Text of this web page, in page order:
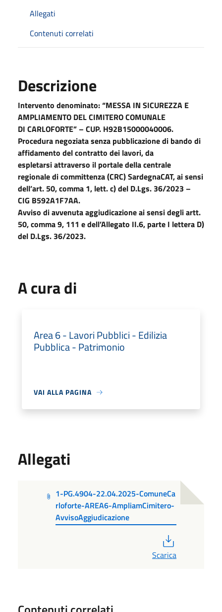
Allegati
Contenuti correlati
Descrizione
Intervento denominato: “MESSA IN SICUREZZA E
AMPLIAMENTO DEL CIMITERO COMUNALE
DI CARLOFORTE” – CUP. H92B15000040006.
Procedura negoziata senza pubblicazione di bando di
affidamento del contratto dei lavori, da
espletarsi attraverso il portale della centrale
regionale di committenza (CRC) SardegnaCAT, ai sensi
dell’art. 50,comma 1, lett. c) del D.Lgs. 36/2023 –
CIG B592A1F7AA.
Avviso di avvenuta aggiudicazione ai sensi degli artt.
50, comma 9, 111 e dell’Allegato II.6, parte I lettera D)
del D.Lgs. 36/2023.
A cura di
Area 6 - Lavori Pubblici - Edilizia
Pubblica - Patrimonio
VAI ALLA PAGINA
Allegati
1-PG.4904-22.04.2025-ComuneCa
rloforte-AREA6-AmpliamCimitero-
AvvisoAggiudicazione
Scarica